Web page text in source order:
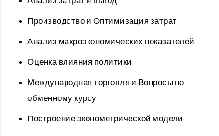
Производство и Оптимизация затрат
Анализ макроэкономических показателей
Оценка влияния политики
Международная торговля и Вопросы по
обменному курсу
Построение эконометрической модели